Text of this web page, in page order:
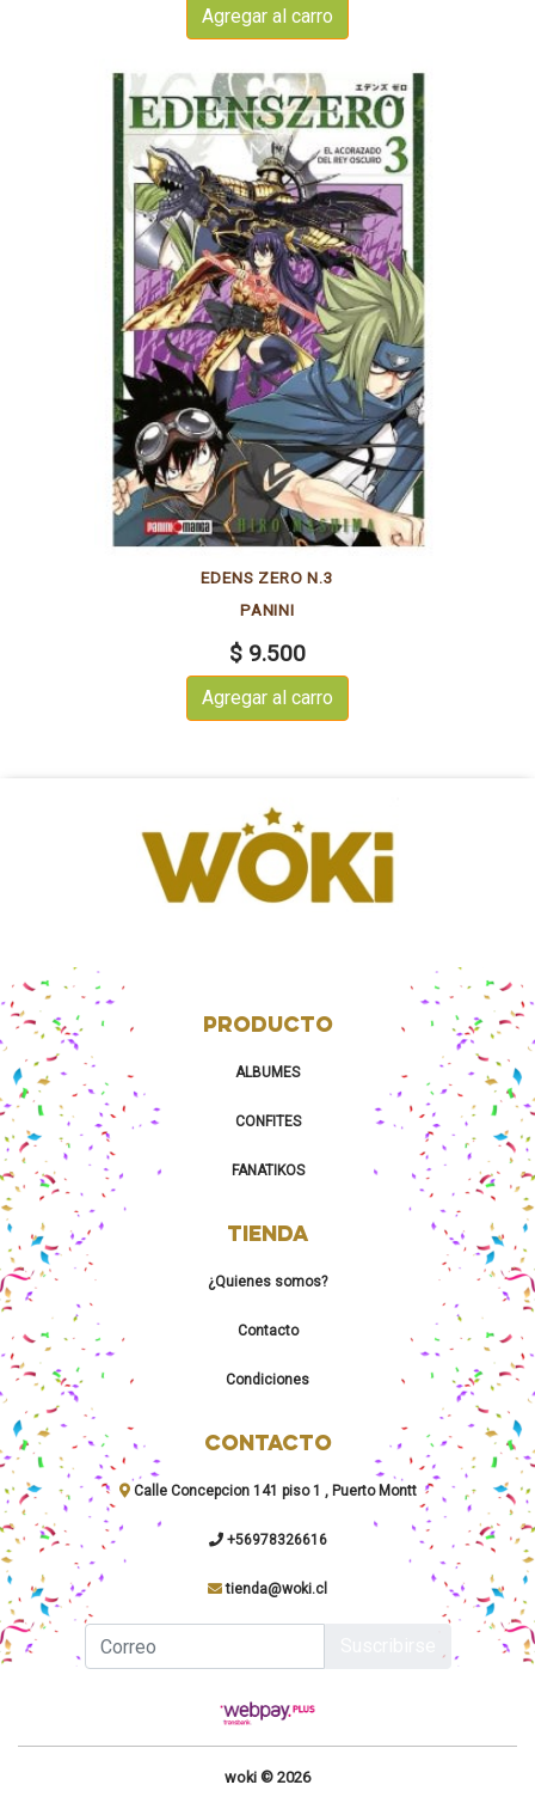
Agregar al carro
EDENS ZERO N.3
PANINI
$ 9.500
Agregar al carro
PRODUCTO
ALBUMES
CONFITES
FANATIKOS
TIENDA
¿Quienes somos?
Contacto
Condiciones
CONTACTO
Calle Concepcion 141 piso 1 , Puerto Montt
+56978326616
tienda@woki.cl
woki © 2026